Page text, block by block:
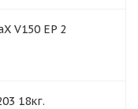
V150 EP 2
18кг.